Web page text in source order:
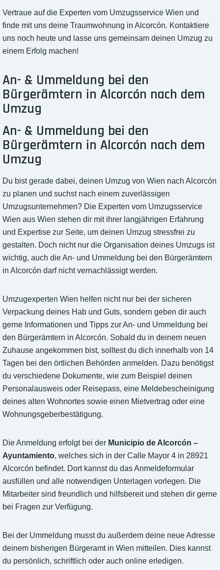
Vertraue auf die Experten vom Umzugsservice Wien und
finde mit uns deine Traumwohnung in Alcorcón. Kontaktiere
uns noch heute und lasse uns gemeinsam deinen Umzug zu
einem Erfolg machen!
An- & Ummeldung bei den
Bürgerämtern in Alcorcón nach dem
Umzug
An- & Ummeldung bei den
Bürgerämtern in Alcorcón nach dem
Umzug
Du bist gerade dabei, deinen Umzug von Wien nach Alcorcón
zu planen und suchst nach einem zuverlässigen
Umzugsunternehmen? Die Experten vom Umzugsservice
Wien aus Wien stehen dir mit ihrer langjährigen Erfahrung
und Expertise zur Seite, um deinen Umzug stressfrei zu
gestalten. Doch nicht nur die Organisation deines Umzugs ist
wichtig, auch die An- und Ummeldung bei den Bürgerämtern
in Alcorcón darf nicht vernachlässigt werden.
Umzugexperten Wien helfen nicht nur bei der sicheren
Verpackung deines Hab und Guts, sondern geben dir auch
gerne Informationen und Tipps zur An- und Ummeldung bei
den Bürgerämtern in Alcorcón. Sobald du in deinem neuen
Zuhause angekommen bist, solltest du dich innerhalb von 14
Tagen bei den örtlichen Behörden anmelden. Dazu benötigst
du verschiedene Dokumente, wie zum Beispiel deinen
Personalausweis oder Reisepass, eine Meldebescheinigung
deines alten Wohnortes sowie einen Mietvertrag oder eine
Wohnungsgeberbestätigung.
Die Anmeldung erfolgt bei der Municipio de Alcorcón –
Ayuntamiento, welches sich in der Calle Mayor 4 in 28921
Alcorcón befindet. Dort kannst du das Anmeldeformular
ausfüllen und alle notwendigen Unterlagen vorlegen. Die
Mitarbeiter sind freundlich und hilfsbereit und stehen dir gerne
bei Fragen zur Verfügung.
Bei der Ummeldung musst du außerdem deine neue Adresse
deinem bisherigen Bürgeramt in Wien mitteilen. Dies kannst
du persönlich, schriftlich oder auch online erledigen.